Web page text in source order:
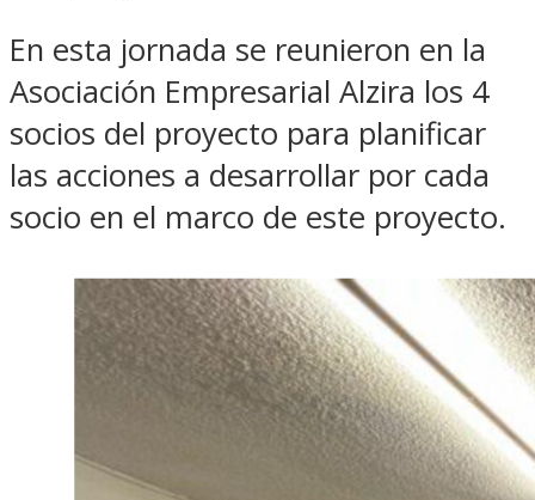
En esta jornada se reunieron en la
Asociación Empresarial Alzira los 4
socios del proyecto para planificar
las acciones a desarrollar por cada
socio en el marco de este proyecto.